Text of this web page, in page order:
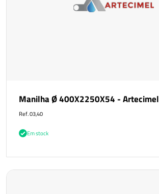
Manilha Ø 400X2250X54 - Artecimel
Ref. 03,40
Em stock